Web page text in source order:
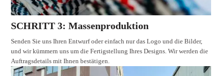
SCHRITT 3: Massenproduktion
Senden Sie uns Ihren Entwurf oder einfach nur das Logo und die Bilder,
und wir kümmern uns um die Fertigstellung Ihres Designs. Wir werden die
Auftragsdetails mit Ihnen bestätigen.